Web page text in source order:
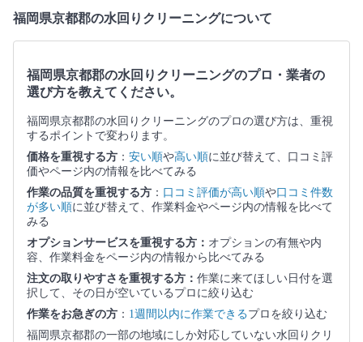
福岡県京都郡の水回りクリーニングについて
福岡県京都郡の水回りクリーニングのプロ・業者の
選び方を教えてください。
福岡県京都郡の水回りクリーニングのプロの選び方は、重視
するポイントで変わります。
価格を重視する方 ： 安い順や高い順に並び替えて、口コミ評
価やページ内の情報を比べてみる
作業の品質を重視する方 ： 口コミ評価が高い順や口コミ件数
が多い順に並び替えて、作業料金やページ内の情報を比べて
みる
オプションサービスを重視する方： オプションの有無や内
容、作業料金をページ内の情報から比べてみる
注文の取りやすさを重視する方： 作業に来てほしい日付を選
択して、その日が空いているプロに絞り込む
作業をお急ぎの方 ： 1週間以内に作業できるプロを絞り込む
福岡県京都郡の一部の地域にしか対応していない水回りクリ